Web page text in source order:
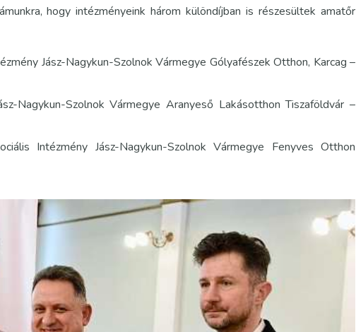
hogy intézményeink három különdíjban is részesültek amatőr
Jász-Nagykun-Szolnok Vármegye Gólyafészek Otthon, Karcag –
Nagykun-Szolnok Vármegye Aranyeső Lakásotthon Tiszaföldvár –
Intézmény Jász-Nagykun-Szolnok Vármegye Fenyves Otthon